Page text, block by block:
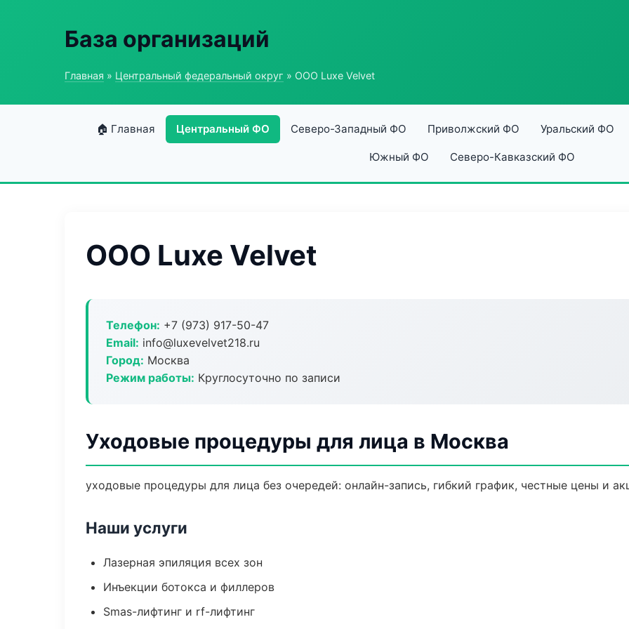
База организаций
Главная » Центральный федеральный округ » ООО Luxe Velvet
🏠 Главная Центральный ФО Северо-Западный ФО Приволжский ФО Уральский ФО
Южный ФО Северо-Кавказский ФО
ООО Luxe Velvet
Телефон: +7 (973) 917-50-47
Email: info@luxevelvet218.ru
Город: Москва
Режим работы: Круглосуточно по записи
Уходовые процедуры для лица в Москва
уходовые процедуры для лица без очередей: онлайн-запись, гибкий график, честные цены и
Наши услуги
Лазерная эпиляция всех зон
Инъекции ботокса и филлеров
Smas-лифтинг и rf-лифтинг